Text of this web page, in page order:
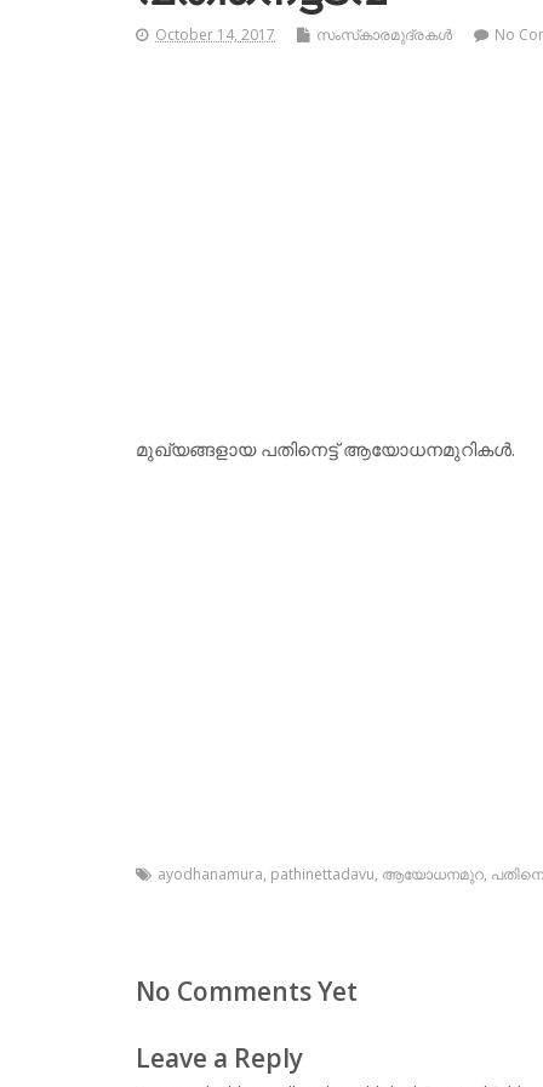
October 14, 2017 സംസ്‌കാരമുദ്രകള്‍ No
മുഖ്യങ്ങളായ പതിനെട്ട് ആയോധനമുറികള്‍.
ayodhanamura, pathinettadavu, ആയോധനമുറ,
No Comments Yet
Leave a Reply